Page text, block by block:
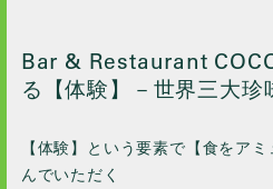
2023 / 7
2023 / 6
2023 / 4
Bar & Restaurant
る【体験】－世界三大珍
【体験】という要素で【食をア
んでいただく